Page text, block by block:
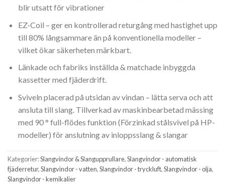
blir utsatt för vibrationer
EZ-Coil – ger en kontrollerad returgång med hastighet upp
till 80% långsammare än på konventionella modeller –
vilket ökar säkerheten märkbart.
Länkade och fabriks inställda & matchade inbyggda
kassetter med fjäderdrift.
Sviveln placerad på utsidan av vindan – lätta serva och att
ansluta till slang. Tillverkad av maskinbearbetad mässing
med 90 ° full-flödes funktion (Förzinkad stålsvivel på HP-
modeller) för anslutning av inloppsslang & slangar
Kategorier:Slangvindor & Slangupprullare,Slangvindor - automatisk
fjäderretur,Slangvindor - vatten,Slangvindor - tryckluft,Slangvindor - olja,
Slangvindor - kemikalier